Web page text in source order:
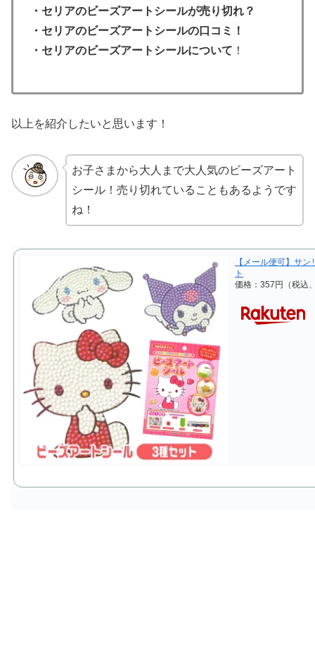
・セリアのビーズアートシールが売り切れ？
・セリアのビーズアートシールの口コミ！
・セリアのビーズアートシールについて ！
以上を紹介したいと思います！
お子さまから大人まで大人気のビーズアート
シール！売り切れていることもあるようです
ね！
【メール便可】サ
ト
価格：357円（税込